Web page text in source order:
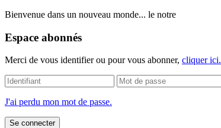
Bienvenue dans un nouveau monde... le notre
Espace abonnés
Merci de vous identifier ou pour vous abonner, cliquer ici.
J'ai perdu mon mot de passe.